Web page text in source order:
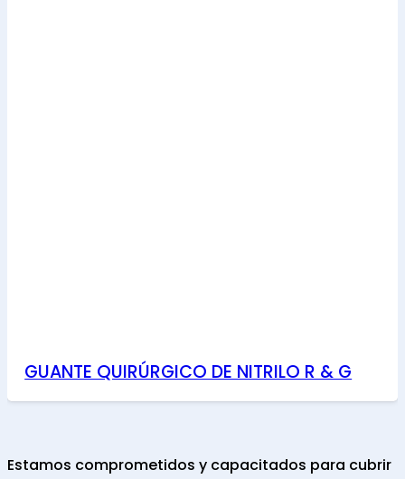
GUANTE QUIRÚRGICO DE NITRILO R & G
Estamos comprometidos y capacitados para cubrir